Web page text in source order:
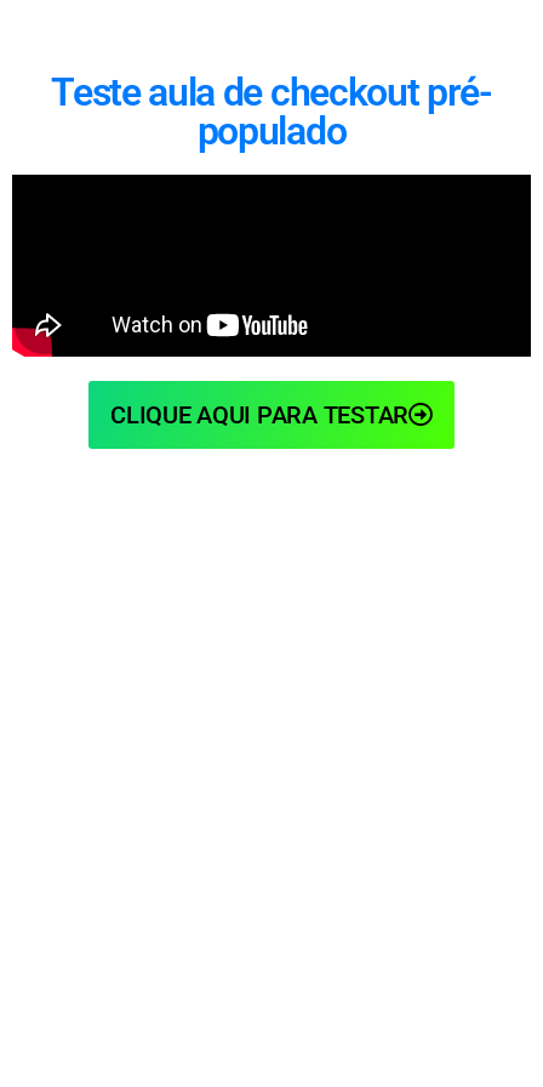
Teste aula de checkout pré-
populado
CLIQUE AQUI PARA TESTAR